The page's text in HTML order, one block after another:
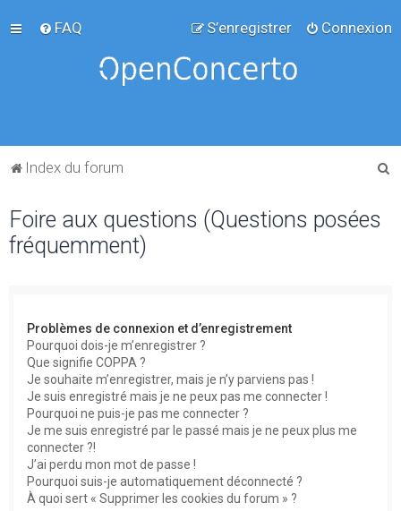
FAQ Connexion
S’enregistrer
Index du forum
Foire aux questions (Questions posées
fréquemment)
Problèmes de connexion et d’enregistrement
Pourquoi dois-je m’enregistrer ?
Que signifie COPPA ?
Je souhaite m’enregistrer, mais je n’y parviens pas !
Je suis enregistré mais je ne peux pas me connecter !
Pourquoi ne puis-je pas me connecter ?
Je me suis enregistré par le passé mais je ne peux plus me
connecter ?!
J’ai perdu mon mot de passe !
Pourquoi suis-je automatiquement déconnecté ?
À quoi sert « Supprimer les cookies du forum » ?